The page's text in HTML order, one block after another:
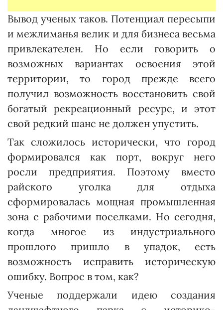
Вывод ученых таков. Потен­циал пересыпи
и межлиманья велик и для бизнеса весьма
привлекателен. Но если говорить о
возможных вариантах освоения этой
территории, то город прежде всего
получил возможность восстановить свой
богатый рек­реационный ресурс, и этот
свой редкий шанс не должен упустить.
Так сложилось исторически, что город
формировался как порт, вокруг него
росли предприятия. Поэтому вместо
райского уголка для отдыха
сформировалась мощная промышленная
зона с рабочими поселками. Но сегодня,
когда многое из индуст­риального
прошлого пришло в упадок, есть
возможность исправить историческую
ошибку. Вопрос в том, как?
Ученые поддержали идею создания